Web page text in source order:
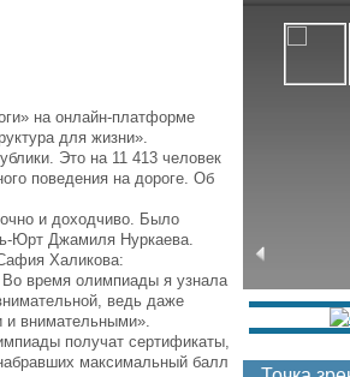
на онлайн-платформе
для жизни».
Это на 11 413 человек
поведения на дороге. Об
и доходчиво. Было
Юрт Джамиля Нуркаева.
Халикова:
Во время олимпиады я узнала
ведь даже
и внимательными».
получат сертификаты,
максимальный балл